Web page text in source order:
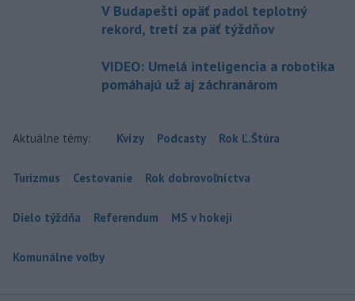
V Budapešti opäť padol teplotný
rekord, tretí za päť týždňov
VIDEO: Umelá inteligencia a robotika
pomáhajú už aj záchranárom
Aktuálne témy: Kvízy Podcasty Rok Ľ.Štúra
Turizmus Cestovanie Rok dobrovoľníctva
Dielo týždňa Referendum MS v hokeji
Komunálne voľby